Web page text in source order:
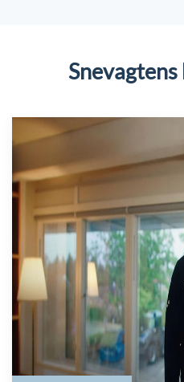
Snevagtens